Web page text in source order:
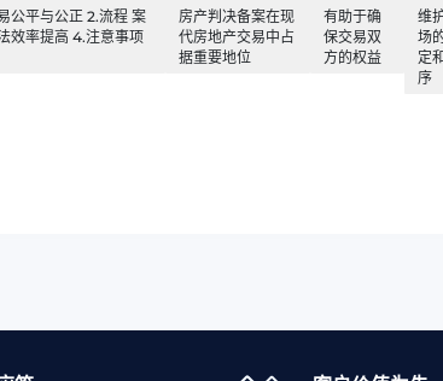
公平与公正 2.流程 案
效率提高 4.注意事项
房产判决备案在现
代房地产交易中占
据重要地位
有助于确
保交易双
方的权益
维
场
定
序